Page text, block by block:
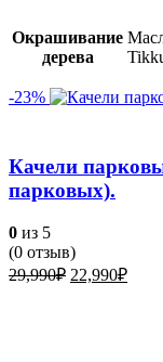
Окрашивание
дерева
-23%
Качели
парковых).
0 из 5
(0 отзыв)
29,990₽ 22,990₽